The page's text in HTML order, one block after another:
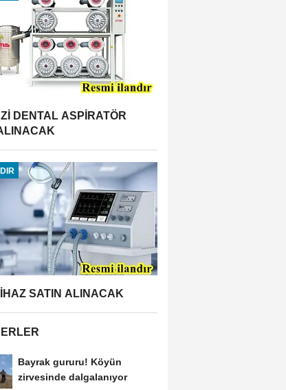
DENTAL ASPİRATÖR
SATIN ALINACAK
Bayrak gururu! Köyün
zirvesinde dalgalanıyor